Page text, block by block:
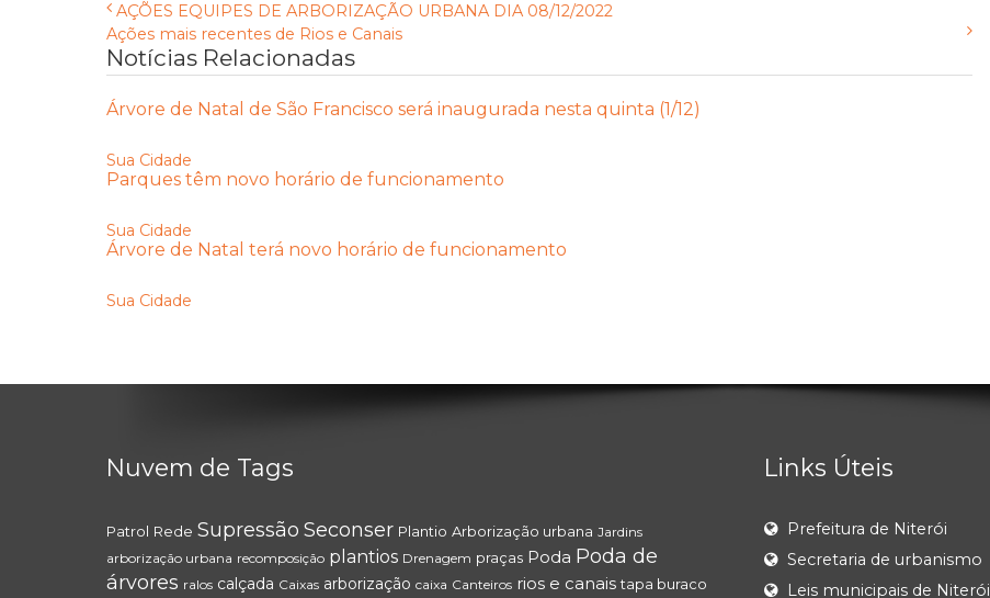
AÇÕES EQUIPES DE ARBORIZAÇÃO URBANA DIA 08/12/2022
Ações mais recentes de Rios e Canais
Notícias Relacionadas
Árvore de Natal de São Francisco será inaugurada nesta quinta (1/12)
Sua Cidade
Parques têm novo horário de funcionamento
Sua Cidade
Árvore de Natal terá novo horário de funcionamento
Sua Cidade
Nuvem de Tags
Patrol Rede Supressão Seconser Plantio Arborização urbana Jardins
arborização urbana recomposição plantios Drenagem praças Poda Poda de
árvores ralos calçada Caixas arborização caixa Canteiros rios e canais tapa buraco
Links Úteis
Prefeitura de Niterói
Secretaria de urbanismo
Leis municipais de Niterói